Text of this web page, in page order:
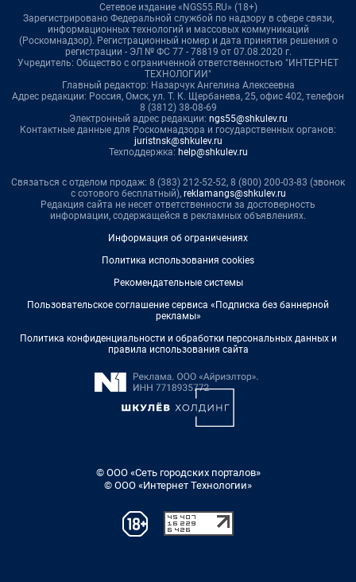
Сетевое издание «NGS55.RU» (18+)
Зарегистрировано Федеральной службой по надзору в сфере связи,
информационных технологий и массовых коммуникаций
(Роскомнадзор). Регистрационный номер и дата принятия решения о
регистрации - ЭЛ № ФС 77 - 78819 от 07.08.2020 г.
Учредитель: Общество с ограниченной ответственностью "ИНТЕРНЕТ
ТЕХНОЛОГИИ"
Главный редактор: Назарчук Ангелина Алексеевна
Адрес редакции: Россия, Омск, ул. Т. К. Щербанева, 25, офис 402, телефон
8 (3812) 38-08-69
Электронный адрес редакции: ngs55@shkulev.ru
Контактные данные для Роскомнадзора и государственных органов:
juristnsk@shkulev.ru
Техподдержка: help@shkulev.ru
Связаться с отделом продаж: 8 (383) 212-52-52, 8 (800) 200-03-83 (звонок
с сотового бесплатный), reklamangs@shkulev.ru
Редакция сайта не несет ответственности за достоверность
информации, содержащейся в рекламных объявлениях.
Информация об ограничениях
Политика использования cookies
Рекомендательные системы
Пользовательское соглашение сервиса «Подписка без баннерной
рекламы»
Политика конфиденциальности и обработки персональных данных и
правила использования сайта
© ООО «Сеть городских порталов»
© ООО «Интернет Технологии»